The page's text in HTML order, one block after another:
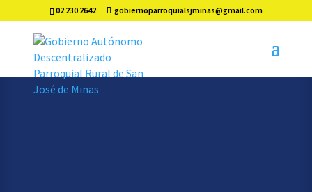
02 230 2642 gobiernoparroquialsjminas@gmail.com